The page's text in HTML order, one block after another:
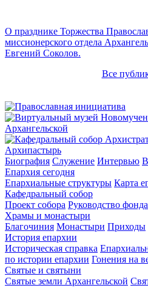
О празднике Торжества
миссионерского отдела
Евгений Соколов.
Все
Архипастырь
Биография Служение Интервью
Епархия сегодня
Епархиальные структуры Карта
Кафедральный собор
Проект собора Руководство фонда
Храмы и монастыри
Благочиния Монастыри Приходы
История епархии
Историческая справка
по истории епархии Гонения на
Святые и святыни
Святые земли Архангельской